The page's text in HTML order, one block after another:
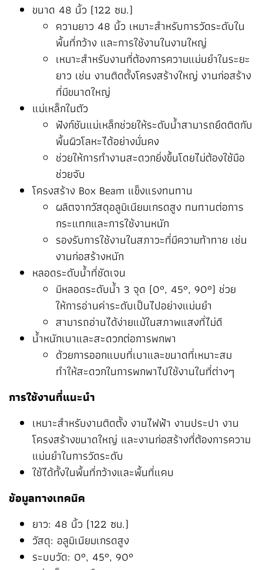
ขนาด 48 นิ้ว (122 ซม.)
ความยาว 48 นิ้ว เหมาะสำหรับการวัดระดับใน
พื้นที่กว้าง และการใช้งานในงานใหญ่
เหมาะสำหรับงานที่ต้องการความแม่นยำในระยะ
ยาว เช่น งานติดตั้งโครงสร้างใหญ่ งานก่อสร้าง
ที่มีขนาดใหญ่
แม่เหล็กในตัว
ฟังก์ชันแม่เหล็กช่วยให้ระดับน้ำสามารถยึดติดกับ
พื้นผิวโลหะได้อย่างมั่นคง
ช่วยให้การทำงานสะดวกยิ่งขึ้นโดยไม่ต้องใช้มือ
ช่วยจับ
โครงสร้าง Box Beam แข็งแรงทนทาน
ผลิตจากวัสดุอลูมิเนียมเกรดสูง ทนทานต่อการ
กระแทกและการใช้งานหนัก
รองรับการใช้งานในสภาวะที่มีความท้าทาย เช่น
งานก่อสร้างหนัก
หลอดระดับน้ำที่ชัดเจน
มีหลอดระดับน้ำ 3 จุด (0°, 45°, 90°) ช่วย
ให้การอ่านค่าระดับเป็นไปอย่างแม่นยำ
สามารถอ่านได้ง่ายแม้ในสภาพแสงที่ไม่ดี
น้ำหนักเบาและสะดวกต่อการพกพา
ด้วยการออกแบบที่เบาและขนาดที่เหมาะสม
ทำให้สะดวกในการพกพาไปใช้งานในที่ต่างๆ
การใช้งานที่แนะนำ
เหมาะสำหรับงานติดตั้ง งานไฟฟ้า งานประปา งาน
โครงสร้างขนาดใหญ่ และงานก่อสร้างที่ต้องการความ
แม่นยำในการวัดระดับ
ใช้ได้ทั้งในพื้นที่กว้างและพื้นที่แคบ
ข้อมูลทางเทคนิค
ยาว: 48 นิ้ว (122 ซม.)
วัสดุ: อลูมิเนียมเกรดสูง
ระบบวัด: 0°, 45°, 90°